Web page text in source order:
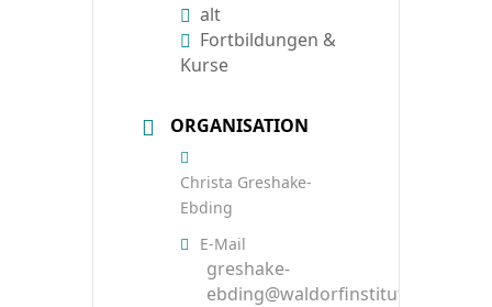
alt
Fortbildungen &
Kurse
ORGANISATION
Christa Greshake-
Ebding
E-Mail
greshake-
ebding@waldorfinstitut.de